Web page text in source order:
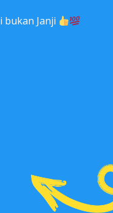
bukan Janji